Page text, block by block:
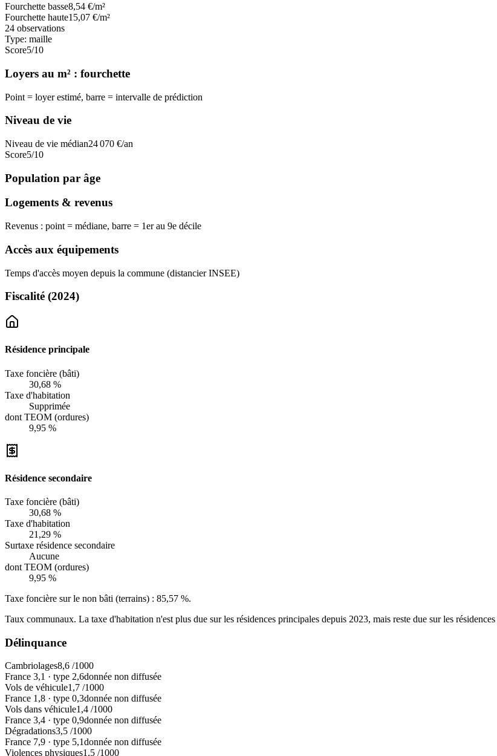
Fourchette basse8,54 €/m²
Fourchette haute15,07 €/m²
24 observations
Type: maille
Score5/10
Loyers au m² : fourchette
Point = loyer estimé, barre = intervalle de prédiction
Niveau de vie
Niveau de vie médian24 070 €/an
Score5/10
Population par âge
Logements & revenus
Revenus : point = médiane, barre = 1er au 9e décile
Accès aux équipements
Temps d'accès moyen depuis la commune (distancier INSEE)
Fiscalité (2024)
Résidence principale
Taxe foncière (bâti)
30,68 %
Taxe d'habitation
Supprimée
dont TEOM (ordures)
9,95 %
Résidence secondaire
Taxe foncière (bâti)
30,68 %
Taxe d'habitation
21,29 %
Surtaxe résidence secondaire
Aucune
dont TEOM (ordures)
9,95 %
Taxe foncière sur le non bâti (terrains) : 85,57 %.
Taux communaux. La taxe d'habitation n'est plus due sur les résidences principales depuis 2023, mais reste due sur les
Délinquance
Cambriolages8,6 /1000
France 3,1 · type 2,6donnée non diffusée
Vols de véhicule1,7 /1000
France 1,8 · type 0,3donnée non diffusée
Vols dans véhicule1,4 /1000
France 3,4 · type 0,9donnée non diffusée
Dégradations3,5 /1000
France 7,9 · type 5,1donnée non diffusée
Violences physiques1,5 /1000